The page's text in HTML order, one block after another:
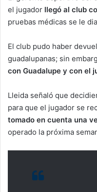
el jugador llegó al club
pruebas médicas se le
El club pudo haber
guadalupanas; sin
con Guadalupe y con el
Lleida señaló que
para que el jugador se
tomado en cuenta una
operado la próxima